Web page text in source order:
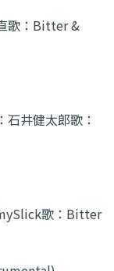
歌： Bitter &
石井健太郎歌：
歌： Bitter